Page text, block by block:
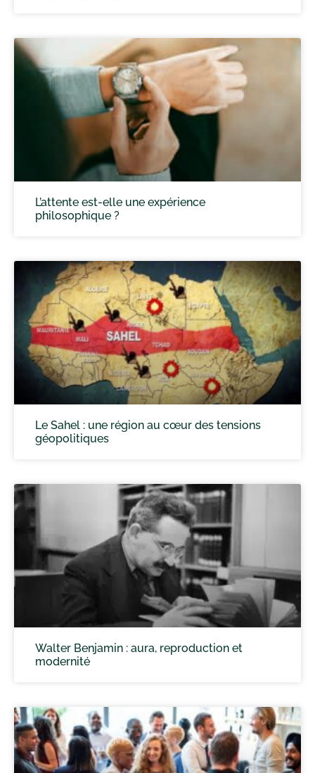
L’attente est-elle une expérience
philosophique ?
Le Sahel : une région au cœur des tensions
géopolitiques
Walter Benjamin : aura, reproduction et
modernité